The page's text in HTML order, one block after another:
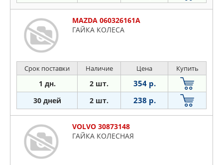
MAZDA 060326161A
ГАЙКА КОЛЕСА
Срок поставки Наличие Цена Купить
1 дн. 2 шт. 354 р.
30 дней 2 шт. 238 р.
VOLVO 30873148
ГАЙКА КОЛЕСНАЯ